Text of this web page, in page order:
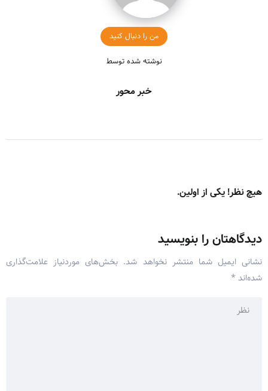
من را دنبال کنید
نوشته شده توسط
خبر محور
هیچ نظر! یکی از اولین.
دیدگاهتان را بنویسید
نشانی ایمیل شما منتشر نخواهد شد. بخش‌های موردنیاز علامت‌گذاری
شده‌اند *